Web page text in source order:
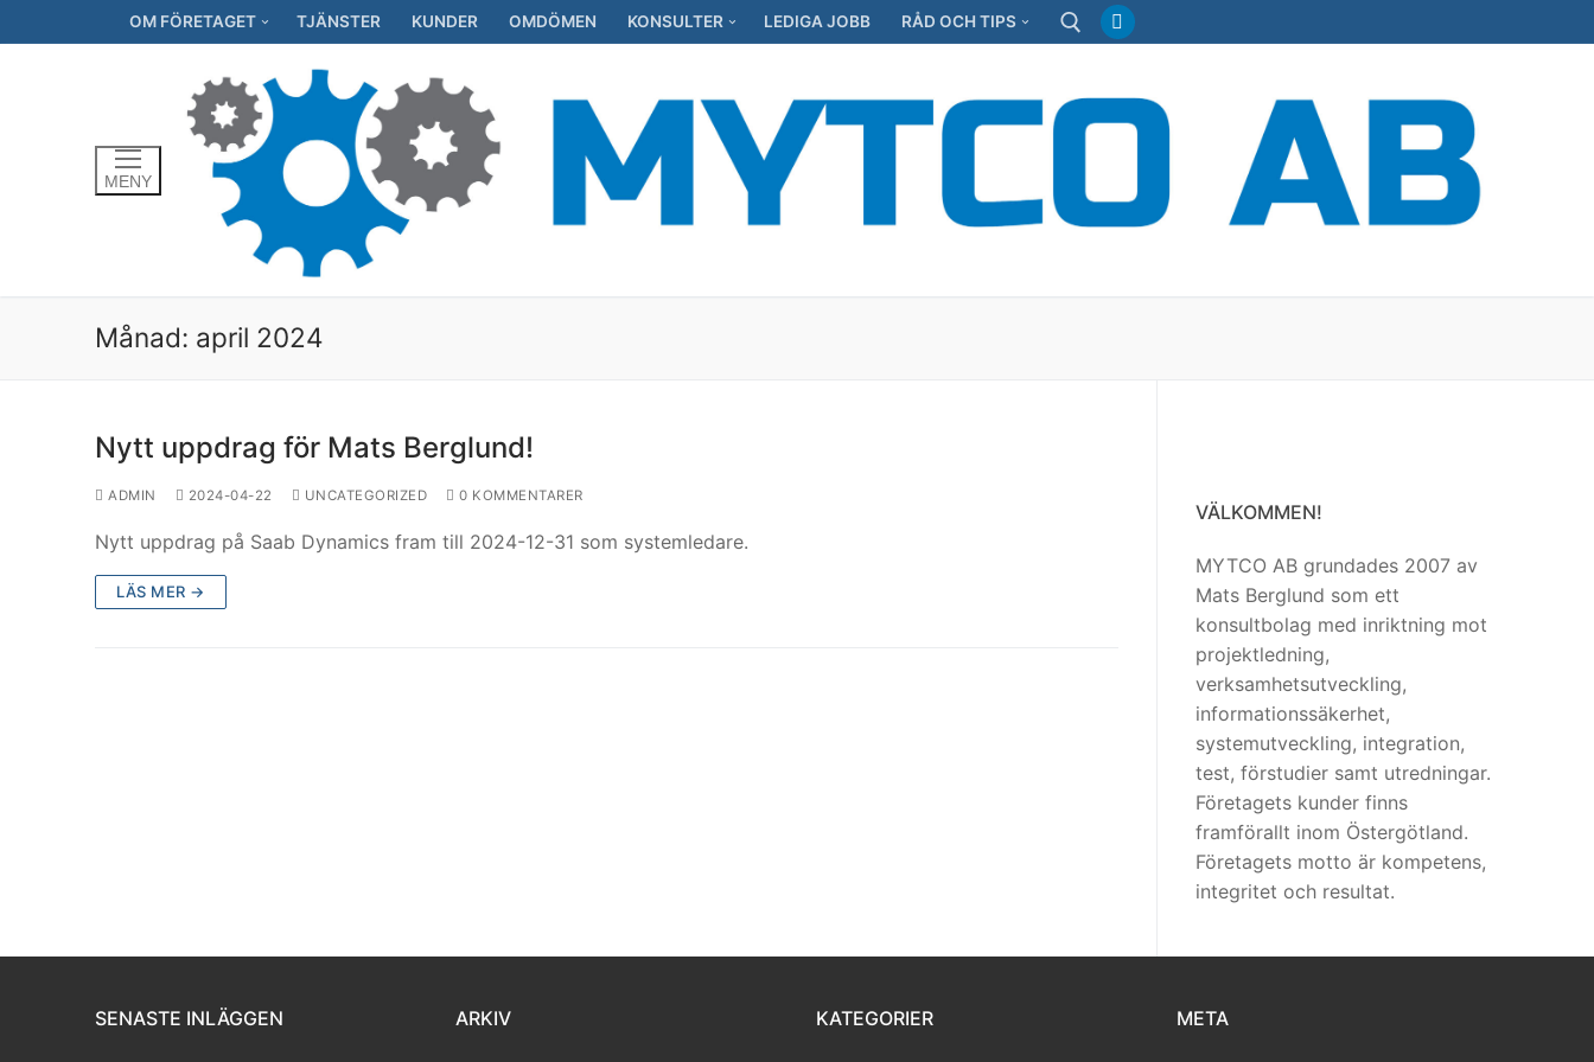
till
OM FÖRETAGET TJÄNSTER KUNDER OMDÖMEN KONSULTER LEDIGA JOBB RÅD OCH TIPS
Sök:
MENY
Månad: april 2024
Nytt uppdrag för Mats Berglund!
ADMIN 2024-04-22 UNCATEGORIZED 0 KOMMENTARER
Nytt uppdrag på Saab Dynamics fram till 2024-12-31 som systemledare.
LÄS MER →
VÄLKOMMEN!
MYTCO AB grundades 2007 av
Mats Berglund som ett
konsultbolag med inriktning mot
projektledning,
verksamhetsutveckling,
informationssäkerhet,
systemutveckling, integration,
test, förstudier samt utredningar.
Företagets kunder finns
framförallt inom Östergötland.
Företagets motto är kompetens,
integritet och resultat.
SENASTE INLÄGGEN ARKIV KATEGORIER META